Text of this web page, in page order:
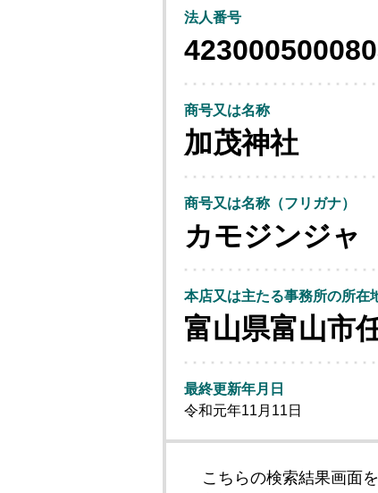
法人番号
商号又は名称
加茂神社
商号又は名称（フリガナ）
カモジンジャ
本店又は主たる事務所の所在
富山県富山市
最終更新年月日
令和元年11月11日
こちらの検索結果画面